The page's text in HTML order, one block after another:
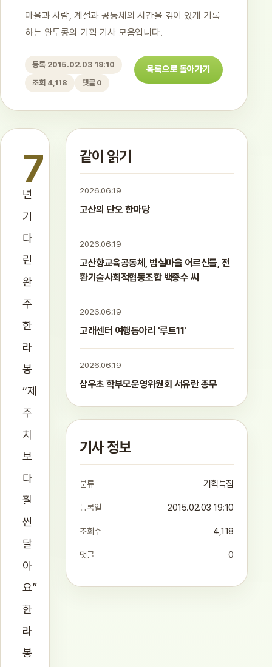
마을과 사람, 계절과 공동체의 시간을 깊이 있게 기록
하는 완두콩의 기획 기사 모음입니다.
등록 2015.02.03 19:10
조회 4,118
댓글 0
목록으로 돌아가기
7
년
기
다
린
완
주
한
라
봉
“제
주
치
보
다
훨
씬
달
아
요”
한
라
봉
같이 읽기
2026.06.19
고산의 단오 한마당
2026.06.19
고산향교육공동체, 범실마을 어르신들, 전
환기술사회적협동조합 백종수 씨
2026.06.19
고래센터 여행동아리 '루트11'
2026.06.19
삼우초 학부모운영위원회 서유란 총무
기사 정보
분류 기획특집
등록일 2015.02.03 19:10
조회수 4,118
댓글 0